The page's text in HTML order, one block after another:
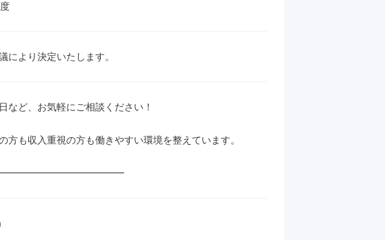
により決定いたします。
など、お気軽にご相談ください！
方も収入重視の方も働きやすい環境を整えています。